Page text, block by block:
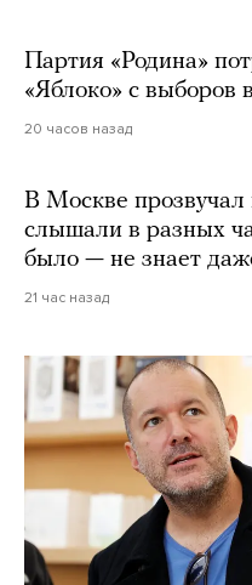
Партия «Родина»
«Яблоко» с выборов
20 часов назад
В Москве
слышали в разных
было — не знает
21 час назад